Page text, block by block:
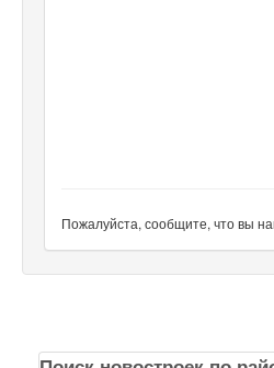
Пожалуйста, сообщите, что вы